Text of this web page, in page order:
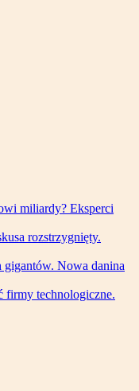
miliardy? Eksperci
rozstrzygnięty.
Nowa danina
firmy technologiczne.